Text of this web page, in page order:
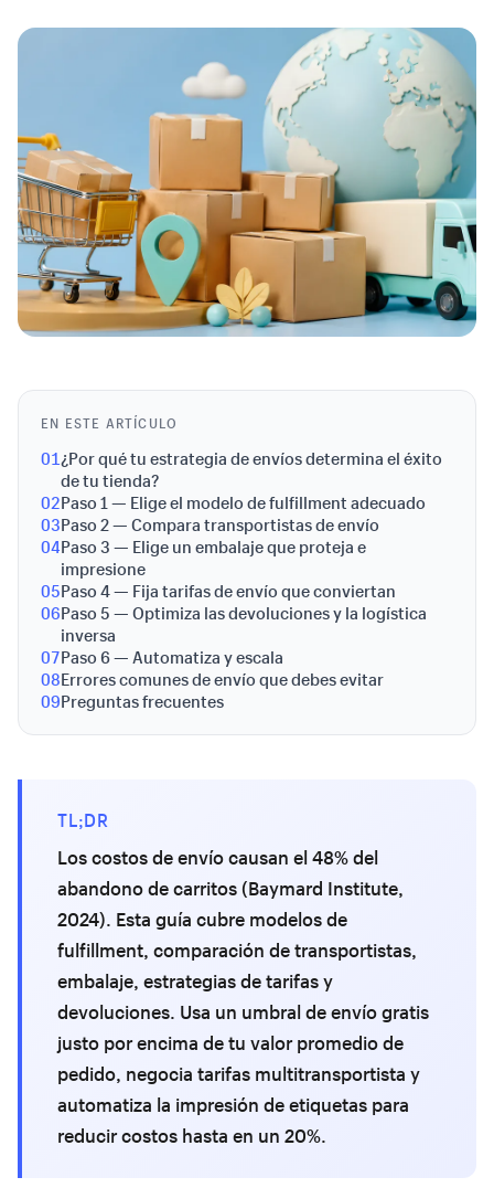
EN ESTE ARTÍCULO
01¿Por qué tu estrategia de envíos determina el éxito
de tu tienda?
02Paso 1 — Elige el modelo de fulfillment adecuado
03Paso 2 — Compara transportistas de envío
04Paso 3 — Elige un embalaje que proteja e
impresione
05Paso 4 — Fija tarifas de envío que conviertan
06Paso 5 — Optimiza las devoluciones y la logística
inversa
07Paso 6 — Automatiza y escala
08Errores comunes de envío que debes evitar
09Preguntas frecuentes
TL;DR
Los costos de envío causan el 48% del
abandono de carritos (Baymard Institute,
2024). Esta guía cubre modelos de
fulfillment, comparación de transportistas,
embalaje, estrategias de tarifas y
devoluciones. Usa un umbral de envío gratis
justo por encima de tu valor promedio de
pedido, negocia tarifas multitransportista y
automatiza la impresión de etiquetas para
reducir costos hasta en un 20%.